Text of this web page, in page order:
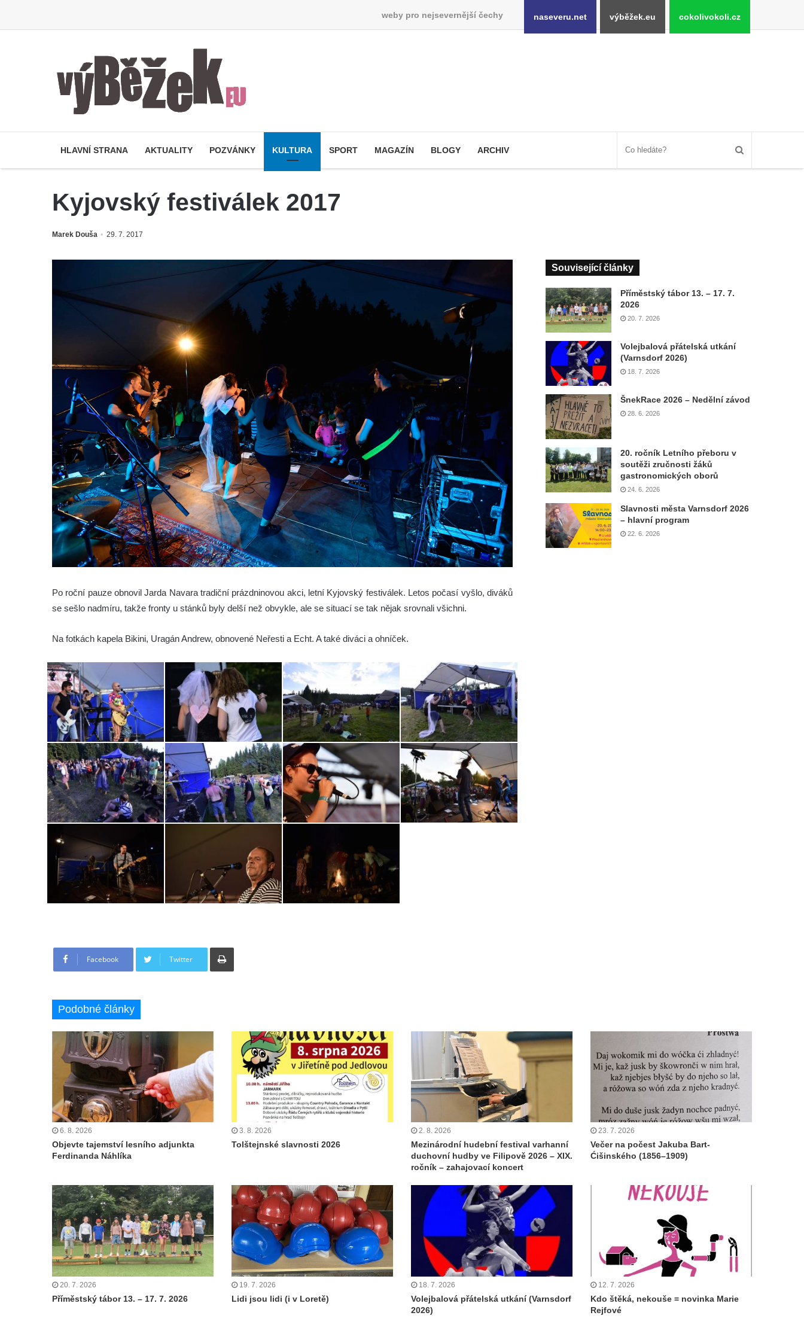
weby pro nejsevernější čechy naseveru.net výběžek.eu cokolivokoli.cz
HLAVNÍ STRANA AKTUALITY POZVÁNKY KULTURA SPORT MAGAZÍN BLOGY ARCHIV
Kyjovský festiválek 2017
Marek Douša 29. 7. 2017
Po roční pauze obnovil Jarda Navara tradiční prázdninovou akci, letní Kyjovský festiválek. Letos počasí vyšlo, diváků
se sešlo nadmíru, takže fronty u stánků byly delší než obvykle, ale se situací se tak nějak srovnali všichni.
Na fotkách kapela Bikini, Uragán Andrew, obnovené Neřesti a Echt. A také diváci a ohníček.
Facebook Twitter
Tisknout
Související články
Příměstský tábor 13. – 17. 7.
2026
20. 7. 2026
Volejbalová přátelská utkání
(Varnsdorf 2026)
18. 7. 2026
ŠnekRace 2026 – Nedělní závod
28. 6. 2026
20. ročník Letního přeboru v
soutěži zručnosti žáků
gastronomických oborů
24. 6. 2026
Slavnosti města Varnsdorf 2026
– hlavní program
22. 6. 2026
Podobné články
6. 8. 2026
Objevte tajemství lesního adjunkta
Ferdinanda Náhlíka
3. 8. 2026
Tolštejnské slavnosti 2026
2. 8. 2026
Mezinárodní hudební festival varhanní
duchovní hudby ve Filipově 2026 – XIX.
ročník – zahajovací koncert
23. 7. 2026
Večer na počest Jakuba Bart-
Ćišinského (1856–1909)
20. 7. 2026
Příměstský tábor 13. – 17. 7. 2026
19. 7. 2026
Lidi jsou lidi (i v Loretě)
18. 7. 2026
Volejbalová přátelská utkání (Varnsdorf
2026)
12. 7. 2026
Kdo štěká, nekouše = novinka Marie
Rejfové